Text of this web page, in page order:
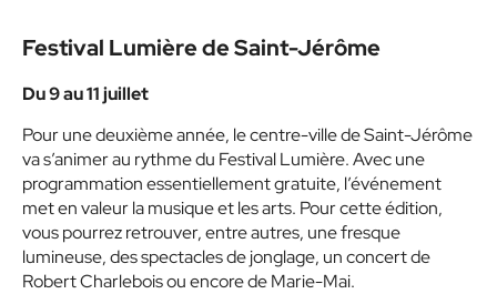
Festival Lumière de Saint-Jérôme
Du 9 au 11 juillet
Pour une deuxième année, le centre-ville de Saint-Jérôme
va s’animer au rythme du Festival Lumière. Avec une
programmation essentiellement gratuite, l’événement
met en valeur la musique et les arts. Pour cette édition,
vous pourrez retrouver, entre autres, une fresque
lumineuse, des spectacles de jonglage, un concert de
Robert Charlebois ou encore de Marie-Mai.